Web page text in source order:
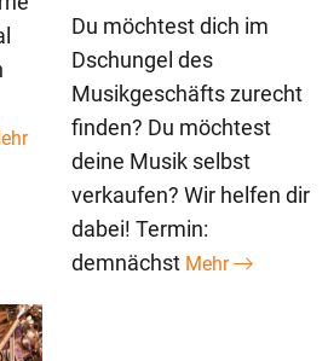
Du möchtest dich im
Dschungel des
Musikgeschäfts zurecht
finden? Du möchtest
deine Musik selbst
verkaufen? Wir helfen dir
dabei! Termin:
demnächst Mehr